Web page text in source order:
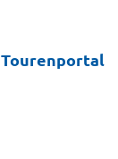
Tourenportal